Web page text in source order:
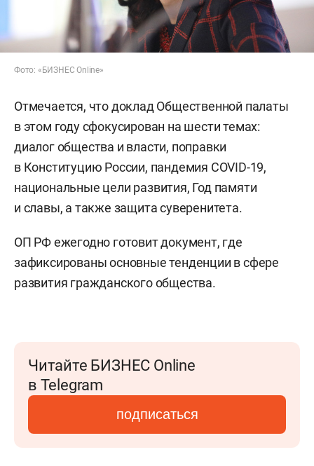
Фото: «БИЗНЕС Online»
Отмечается, что доклад Общественной палаты
в этом году сфокусирован на шести темах:
диалог общества и власти, поправки
в Конституцию России, пандемия COVID-19,
национальные цели развития, Год памяти
и славы, а также защита суверенитета.
ОП РФ ежегодно готовит документ, где
зафиксированы основные тенденции в сфере
развития гражданского общества.
Читайте БИЗНЕС Online
в Telegram
подписаться